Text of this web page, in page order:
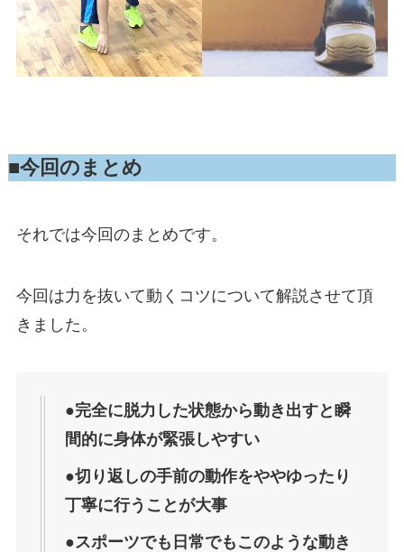
■今回のまとめ
それでは今回のまとめです。
今回は力を抜いて動くコツについて解説させて頂
きました。
●完全に脱力した状態から動き出すと瞬
間的に身体が緊張しやすい
●切り返しの手前の動作をややゆったり
丁寧に行うことが大事
●スポーツでも日常でもこのような動き